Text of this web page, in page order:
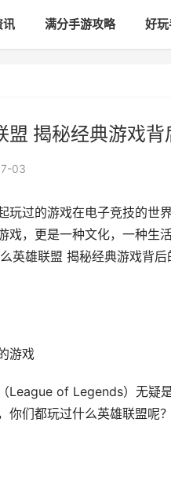
讯 满分手游攻略 好
盟 揭秘经典游戏
03
玩过的游戏在电子竞技的
戏，更是一种文化，一种生
英雄联盟 揭秘经典游戏背
游戏
League of Legends）无疑
你们都玩过什么英雄联盟呢